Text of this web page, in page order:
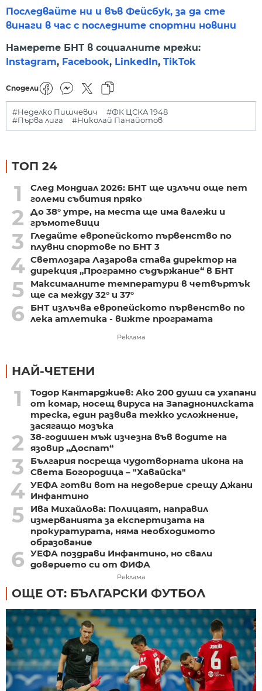
Последвайте ни и във Фейсбук, за да сте
винаги в час с последните спортни новини
Намерете БНТ в социалните мрежи:
Instagram, Facebook, LinkedIn, TikTok
Сподели
#Неделко Пишчевич
#ФК ЦСКА 1948
#Първа лига
#Николай Панайотов
ТОП 24
1
След Мондиал 2026: БНТ ще излъчи още пет
големи събития пряко
2
До 38° утре, на места ще има валежи и
гръмотевици
3
Гледайте европейското първенство по
плувни спортове по БНТ 3
4 Светлозара Лазарова става директор на
дирекция „Програмно съдържание“ в БНТ
5
Максималните температури в четвъртък
ще са между 32° и 37°
6
БНТ излъчва европейското първенство по
лека атлетика - вижте програмата
Реклама
НАЙ-ЧЕТЕНИ
1
Тодор Кантарджиев: Ако 200 души са ухапани
от комар, носещ вируса на Западнонилската
треска, един развива тежко усложнение,
засягащо мозъка
2
38-годишен мъж изчезна във водите на
язовир „Доспат“
3
България посреща чудотворната икона на
Света Богородица – "Хавайска"
4 УЕФА готви вот на недоверие срещу Джани
Инфантино
5
Ива Михайлова: Полицаят, направил
измерванията за експертизата на
прокуратурата, няма необходимото
образование
6 УЕФА поздрави Инфантино, но свали
доверието си от ФИФА
Реклама
ОЩЕ ОТ: БЪЛГАРСКИ ФУТБОЛ